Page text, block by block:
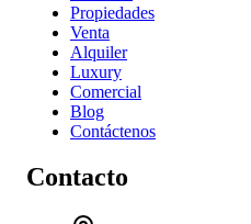
Propiedades
Venta
Alquiler
Luxury
Comercial
Blog
Contáctenos
Contacto